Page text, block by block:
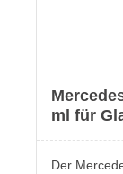
ml für
Der